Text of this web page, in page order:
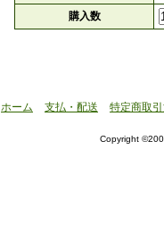
購入数
ホーム 支払・配送 特定商取
Copyright